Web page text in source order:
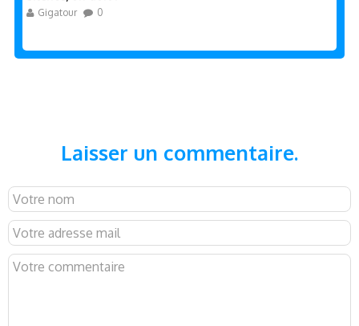
Gigatour 0
Laisser un commentaire.